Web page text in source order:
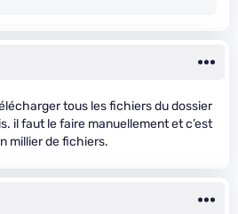
tous les fichiers du dossier
il faut le faire manuellement et c’est
millier de fichiers.